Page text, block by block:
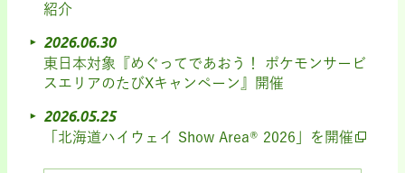
紹介
2026.06.30
東日本対象『めぐってであおう！ ポケモンサービ
スエリアのたびXキャンペーン』開催
2026.05.25
「北海道ハイウェイ Show Area® 2026」を開催